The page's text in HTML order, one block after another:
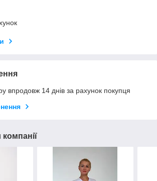
впродовж 14 днів за рахунок покупця
компанії